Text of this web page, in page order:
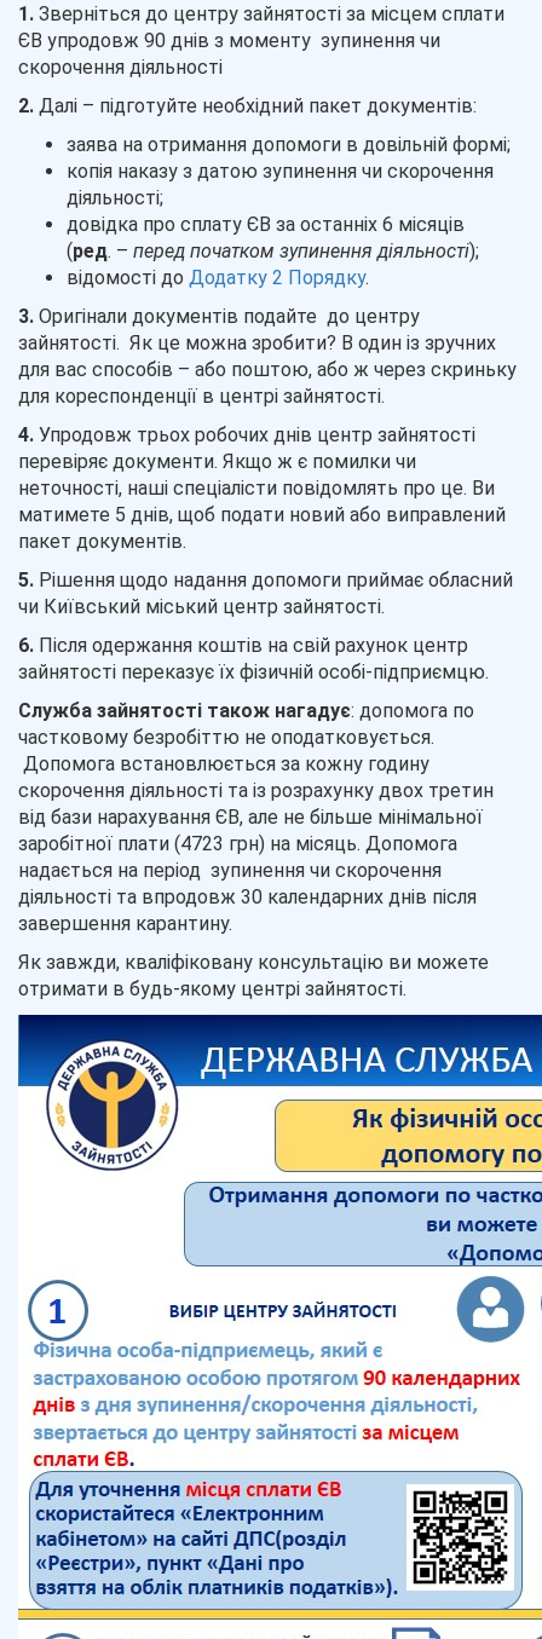
1. Зверніться до центру зайнятості за місцем сплати
ЄВ упродовж 90 днів з моменту зупинення чи
скорочення діяльності
2. Далі – підготуйте необхідний пакeт документів:
заява на отримання допомоги в довільній формі;
копія наказу з датою зупинення чи скорочення
діяльності;
довідка про сплату ЄВ за останніх 6 місяців
(ред. – перед початком зупинення діяльності);
відомості до Додатку 2 Порядку.
3. Оригінали документів подайте до центру
зайнятості. Як це можна зробити? В один із зручних
для вас способів – або поштою, або ж через скриньку
для кореспонденції в центрі зайнятості.
4. Упродовж трьох робочих днів центр зайнятості
перевіряє документи. Якщо ж є помилки чи
неточності, наші спеціалісти повідомлять про це. Ви
матимете 5 днів, щоб подати новий або виправлений
пакет документів.
5. Рішення щодо надання допомоги приймає обласний
чи Київський міський центр зайнятості.
6. Після одержання коштів на свій рахунок центр
зайнятості переказує їх фізичній особі-підприємцю.
Служба зайнятості також нагадує: допомога по
частковому безробіттю не оподатковується.
Допомога встановлюється за кожну годину
скорочення діяльності та із розрахунку двох третин
від бази нарахування ЄВ, але не більше мінімальної
заробітної плати (4723 грн) на місяць. Допомога
надається на період зупинення чи скорочення
діяльності та впродовж 30 календарних днів після
завершення карантину.
Як завжди, кваліфіковану консультацію ви можете
отримати в будь-якому центрі зайнятості.